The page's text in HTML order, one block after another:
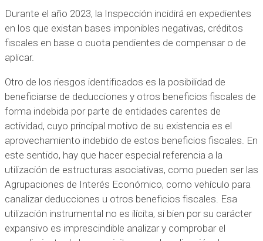
Durante el año 2023, la Inspección incidirá en expedientes
en los que existan bases imponibles negativas, créditos
fiscales en base o cuota pendientes de compensar o de
aplicar.
Otro de los riesgos identificados es la posibilidad de
beneficiarse de deducciones y otros beneficios fiscales de
forma indebida por parte de entidades carentes de
actividad, cuyo principal motivo de su existencia es el
aprovechamiento indebido de estos beneficios fiscales. En
este sentido, hay que hacer especial referencia a la
utilización de estructuras asociativas, como pueden ser las
Agrupaciones de Interés Económico, como vehículo para
canalizar deducciones u otros beneficios fiscales. Esa
utilización instrumental no es ilícita, si bien por su carácter
expansivo es imprescindible analizar y comprobar el